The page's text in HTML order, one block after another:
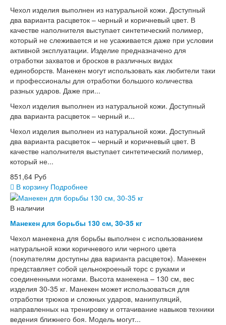
Чехол изделия выполнен из натуральной кожи. Доступный
два варианта расцветок – черный и коричневый цвет. В
качестве наполнителя выступает синтетический полимер,
который не слеживается и не усаживается даже при условии
активной эксплуатации. Изделие предназначено для
отработки захватов и бросков в различных видах
единоборств. Манекен могут использовать как любители таки
и профессионалы для отработки большого количества
разных ударов. Даже при...
Чехол изделия выполнен из натуральной кожи. Доступный
два варианта расцветок – черный и...
Чехол изделия выполнен из натуральной кожи. Доступный
два варианта расцветок – черный и коричневый цвет. В
качестве наполнителя выступает синтетический полимер,
который не...
851,64 Руб
В корзину Подробнее
В наличии
Манекен для борьбы 130 см, 30-35 кг
Чехол манекена для борьбы выполнен с использованием
натуральной кожи коричневого или черного цвета
(покупателям доступны два варианта расцветок). Манекен
представляет собой цельнокроеный торс с руками и
соединенными ногами. Высота манекена – 130 см, вес
изделия 30-35 кг. Манекен может использоваться для
отработки трюков и сложных ударов, манипуляций,
направленных на тренировку и оттачивание навыков техники
ведения ближнего боя. Модель могут...